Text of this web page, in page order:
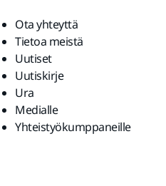
Ota yhteyttä
Tietoa meistä
Uutiset
Uutiskirje
Ura
Medialle
Yhteistyökumppaneille